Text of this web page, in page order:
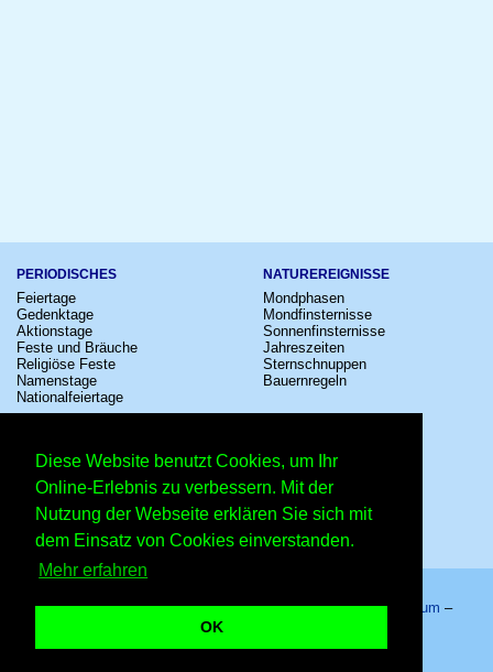
Diese Website benutzt Cookies, um Ihr
Online-Erlebnis zu verbessern. Mit der
Nutzung der Webseite erklären Sie sich mit
dem Einsatz von Cookies einverstanden.
Mehr erfahren
OK
PERIODISCHES
Feiertage
Gedenktage
Aktionstage
Feste und Bräuche
Religiöse Feste
Namenstage
Nationalfeiertage
NATUREREIGNISSE
Mondphasen
Mondfinsternisse
Sonnenfinsternisse
Jahreszeiten
Sternschnuppen
Bauernregeln
Kinostarts
Festivals
Fußball
Comedy
Shows
Sternzeichen
Schalttage
Messen
Erinnerungen
Volksfeste
Startseite–Kalender–Lexikon–App–Sitemap–Impressum –
Datenschutzhinweis
EMO – Copyright © 2026 Kleiner Kalender